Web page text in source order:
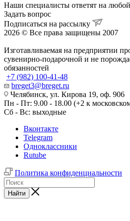
Наши специалисты ответят на
Задать вопрос
Подписаться на рассылку
2026 © Все права защищены 2007
Изготавливаемая на предприятии
сувенирно-подарочной и не
обязанностей
+7 (982) 100-41-48
breget3@breget.ru
Челябинск, ул. Кирова 19, оф. 906
Пн - Пт: 9.00 - 18.00 (+2 к
Сб - Вс: выходные
Вконтакте
Telegram
Одноклассники
Rutube
Политика конфиденциальности
Найти